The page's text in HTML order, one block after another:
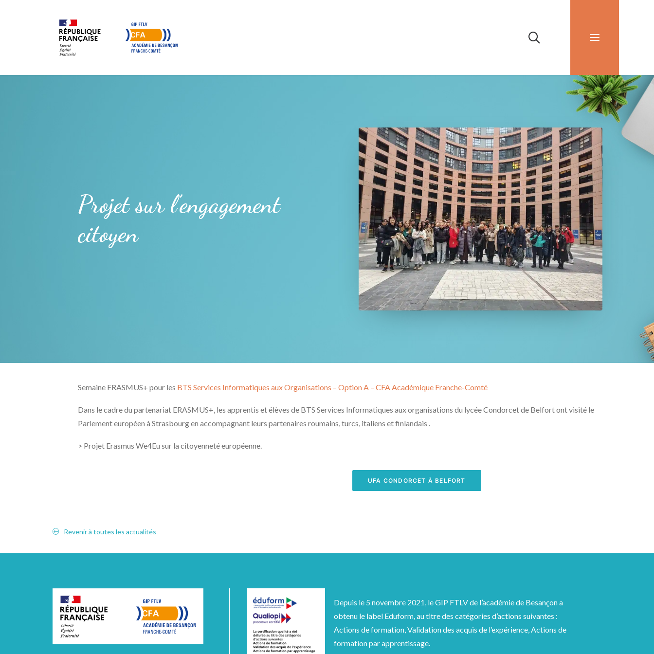
Projet sur l’engagement
citoyen
Semaine ERASMUS+ pour les BTS Services Informatiques aux Organisations – Option A – CFA Académique Franche-Comté
Dans le cadre du partenariat ERASMUS+, les apprentis et élèves de BTS Services Informatiques aux organisations du lycée Condorcet de Belfort ont visité le
Parlement européen à Strasbourg en accompagnant leurs partenaires roumains, turcs, italiens et finlandais .
> Projet Erasmus We4Eu sur la citoyenneté européenne.
UFA CONDORCET À BELFORT
Revenir à toutes les actualités
Depuis le 5 novembre 2021, le GIP FTLV de l’académie de Besançon a
obtenu le label Eduform, au titre des catégories d’actions suivantes :
Actions de formation, Validation des acquis de l’expérience, Actions de
formation par apprentissage.